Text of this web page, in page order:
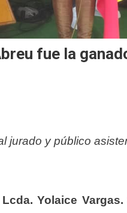
fue la
jurado y público
Yolaice Vargas.